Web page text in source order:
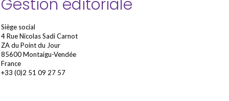
Gestion éditoriale
Siège social
4 Rue Nicolas Sadi Carnot
ZA du Point du Jour
85600 Montaigu-Vendée
France
+33 (0)2 51 09 27 57